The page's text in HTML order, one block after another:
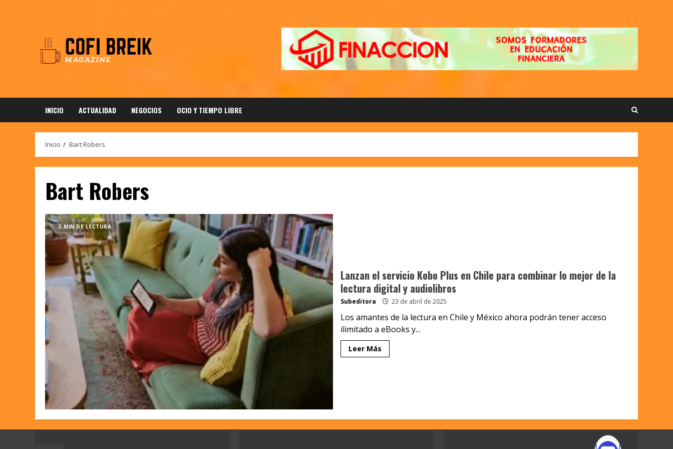
INICIO ACTUALIDAD NEGOCIOS OCIO Y TIEMPO LIBRE
Inicio Bart Robers
Bart Robers
3 MIN DE LECTURA
Lanzan el servicio Kobo Plus en Chile para combinar lo mejor de la
lectura digital y audiolibros
Subeditora 23 de abril de 2025
Los amantes de la lectura en Chile y México ahora podrán tener acceso
ilimitado a eBooks y...
Leer Más